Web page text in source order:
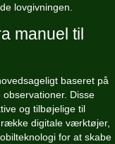
lovgivningen.
manuel til
baseret på
Disse
og tilbøjelige til
digitale værktøjer,
for at skabe